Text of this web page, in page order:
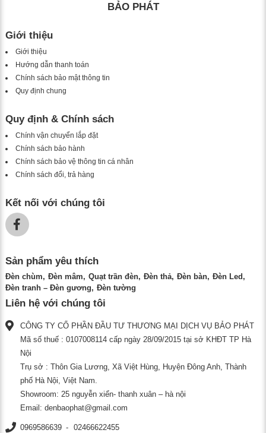
BẢO PHÁT
Giới thiệu
Giới thiệu
Hướng dẫn thanh toán
Chính sách bảo mật thông tin
Quy định chung
Quy định & Chính sách
Chính vận chuyển lắp đặt
Chính sách bảo hành
Chính sách bảo vệ thông tin cá nhân
Chính sách đổi, trả hàng
Kết nối với chúng tôi
Sản phẩm yêu thích
Đèn chùm Đèn mâm Quạt trần đèn Đèn thả Đèn bàn
Đèn Led
Đèn tranh – Đèn gương
Đèn tường
Liên hệ với chúng tôi
CÔNG TY CỔ PHẦN ĐẦU TƯ THƯƠNG MẠI DỊCH VỤ BẢO PHÁT
Mã số thuế : 0107008114 cấp ngày 28/09/2015 tại sở KHĐT TP Hà
Nội
Trụ sở : Thôn Gia Lương, Xã Việt Hùng, Huyện Đông Anh, Thành
phố Hà Nội, Việt Nam.
Showroom: 25 nguyễn xiển- thanh xuân – hà nội
Email: denbaophat@gmail.com
0969586639 02466622455